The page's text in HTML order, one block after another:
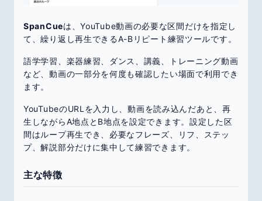
SpanCueは、YouTube動画の必要な区間だけを指定し
て、繰り返し再生できるA-Bリピート練習ツールです。
語学学習、楽器練習、ダンス、講義、トレーニング動画
など、動画の一部分を何度も確認したい場面で利用でき
ます。
YouTubeのURLを入力し、動画を読み込んだあと、再
生しながらA地点とB地点を設定できます。設定した区
間はループ再生でき、必要なフレーズ、リフ、ステッ
プ、解説部分だけに集中して練習できます。
主な特徴